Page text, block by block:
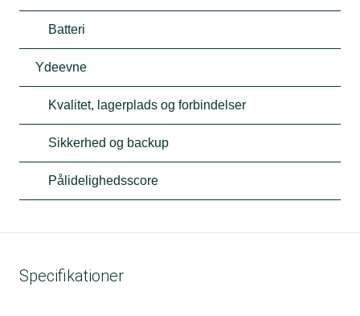
Batteri
Ydeevne
Kvalitet, lagerplads og forbindelser
Sikkerhed og backup
Pålidelighedsscore
Specifikationer